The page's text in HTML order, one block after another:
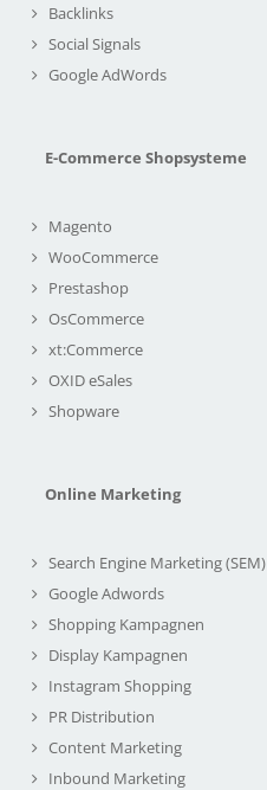
Backlinks
Social Signals
Google AdWords
E-Commerce Shopsysteme
Magento
WooCommerce
Prestashop
OsCommerce
xt:Commerce
OXID eSales
Shopware
Online Marketing
Search Engine Marketing (SEM)
Google Adwords
Shopping Kampagnen
Display Kampagnen
Instagram Shopping
PR Distribution
Content Marketing
Inbound Marketing